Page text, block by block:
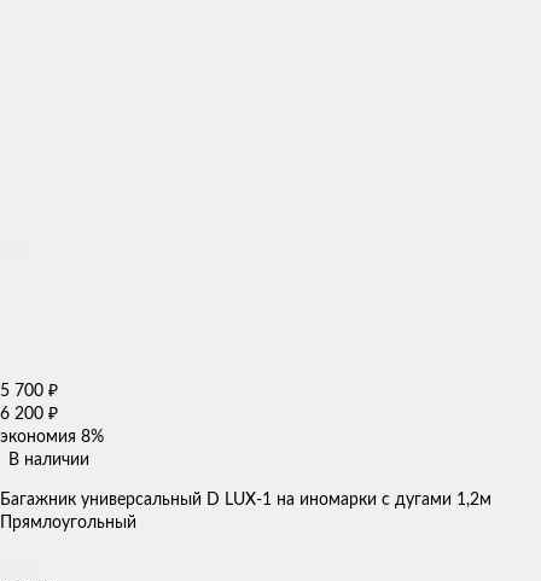
5 700 ₽
6 200 ₽
экономия 8%
В наличии
Багажник универсальный D LUX-1 на иномарки с дугами 1,2м
Прямлоугольный